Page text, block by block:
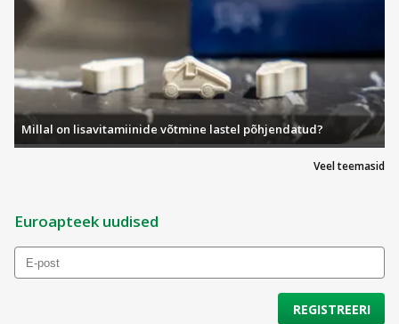
Veel teemasid
Millal on lisavitamiinide võtmine lastel põhjendatud?
Euroapteek uudised
REGISTREERI